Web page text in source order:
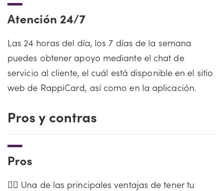
Atención 24/7
Las 24 horas del día, los 7 días de la semana
puedes obtener apoyo mediante el chat de
servicio al cliente, el cuál está disponible en el sitio
web de RappiCard, así como en la aplicación.
Pros y contras
Pros
👍🏻 Una de las principales ventajas de tener tu